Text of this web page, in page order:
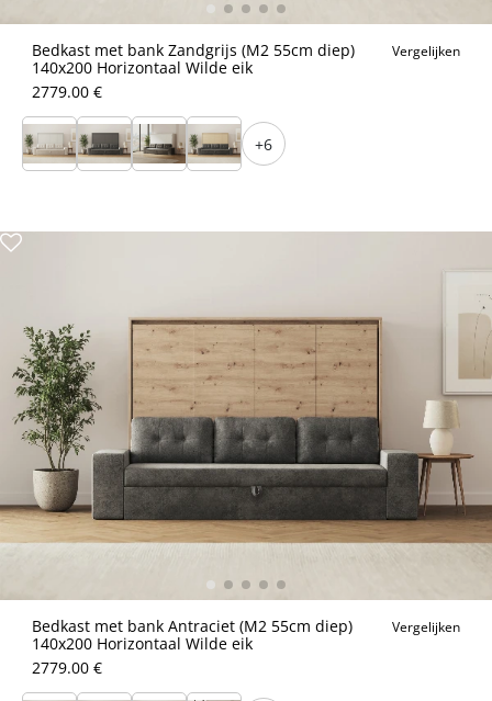
Bedkast met bank Zandgrijs (M2 55cm diep)
140x200 Horizontaal Wilde eik
Vergelijken
2779.00 €
+6
Bedkast met bank Antraciet (M2 55cm diep)
140x200 Horizontaal Wilde eik
Vergelijken
2779.00 €